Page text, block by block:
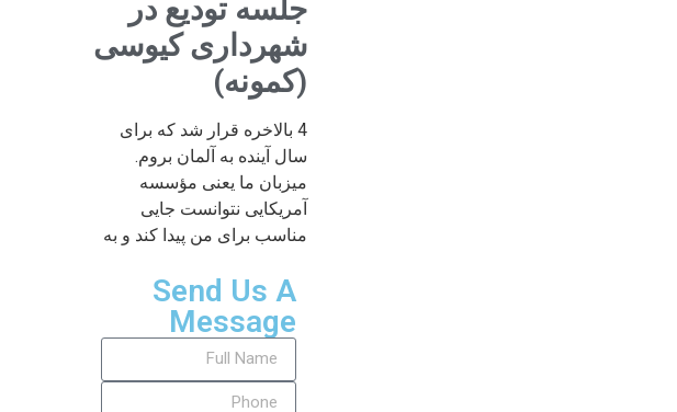
جلسه تودیع در
شهرداری کیوسی
(کمونه)
4 بالاخره قرار شد که برای
سال آینده به آلمان بروم.
میزبان ما یعنی مؤسسه
آمریکایی نتوانست جایی
مناسب برای من پیدا کند و به
Send Us A
Message